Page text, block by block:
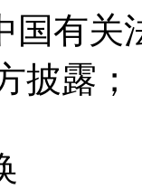
国有
披露；